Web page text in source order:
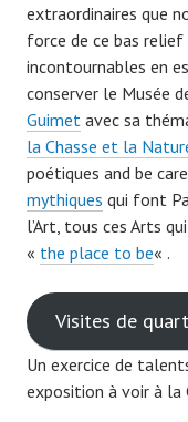
extraordinaires que
force de ce bas
incontournables en
conserver le Musée
Guimet avec sa
la Chasse et la
poétiques and be
mythiques qui font
l’Art, tous ces Arts
« the place to be« .
Visites de
Un exercice de
exposition à voir à la